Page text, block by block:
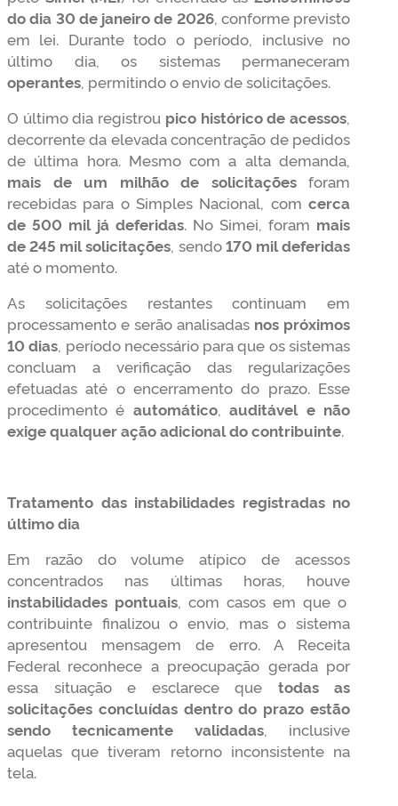
do dia 30 de janeiro de 2026, conforme previsto
em lei. Durante todo o período, inclusive no
último dia, os sistemas permaneceram
operantes, permitindo o envio de solicitações.
O último dia registrou pico histórico de acessos,
decorrente da elevada concentração de pedidos
de última hora. Mesmo com a alta demanda,
mais de um milhão de solicitaçõesforam
recebidas para o Simples Nacional, com cerca
de 500 mil já deferidas. No Simei, foram mais
de 245 mil solicitações, sendo170 mil deferidas
até o momento.
As solicitações restantes continuam em
processamento e serão analisadas nos próximos
10 dias, período necessário para que os sistemas
concluam a verificação das regularizações
efetuadas até o encerramento do prazo. Esse
procedimento é automático,auditável e não
exige qualquer ação adicional do contribuinte.
Tratamento das instabilidades registradas no
último dia
Em razão do volume atípico de acessos
concentrados nas últimas horas, houve
instabilidades pontuais, com casos em que o
contribuinte finalizou o envio, mas o sistema
apresentou mensagem de erro. A Receita
Federal reconhece a preocupação gerada por
essa situação e esclarece que todas as
solicitações concluídas dentro do prazo estão
sendo tecnicamente validadas, inclusive
aquelas que tiveram retorno inconsistente na
tela.